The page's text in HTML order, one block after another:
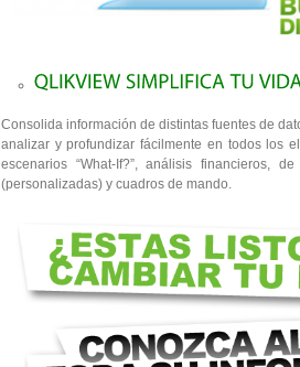
Consolida información de distintas fuentes de
analizar y profundizar fácilmente en todos los
escenarios “What-If?”, análisis financieros,
(personalizadas) y cuadros de mando.